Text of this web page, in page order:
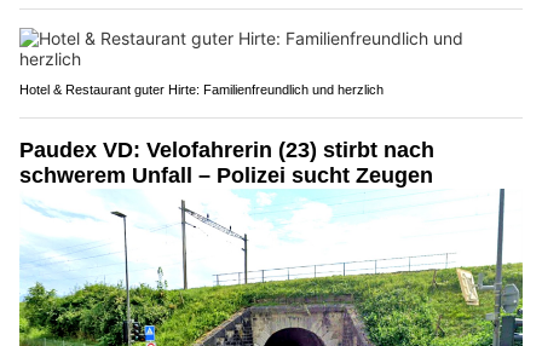
Hotel & Restaurant guter Hirte: Familienfreundlich und herzlich
Paudex VD: Velofahrerin (23) stirbt nach
schwerem Unfall – Polizei sucht Zeugen